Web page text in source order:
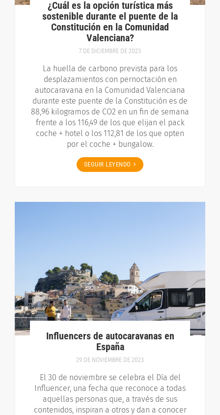
¿Cuál es la opción turística más
sostenible durante el puente de la
Constitución en la Comunidad
Valenciana?
7 DE DICIEMBRE DE 2023
La huella de carbono prevista para los
desplazamientos con pernoctación en
autocaravana en la Comunidad Valenciana
durante este puente de la Constitución es de
88,96 kilogramos de CO2 en un fin de semana
frente a los 116,49 de los que elijan el pack
coche + hotel o los 112,81 de los que opten
por el coche + bungalow.
SEGUIR LEYENDO
Influencers de autocaravanas en
España
29 DE NOVIEMBRE DE 2023
El 30 de noviembre se celebra el Día del
Influencer, una fecha que reconoce a todas
aquellas personas que, a través de sus
contenidos, inspiran a otros y dan a conocer